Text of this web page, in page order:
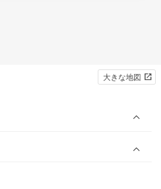
大きな地図